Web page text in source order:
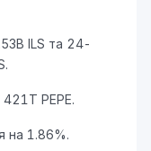
ILS та 24-
PEPE.
на 1.86%.